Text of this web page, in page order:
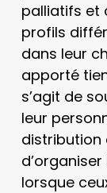
palliatifs et
profils
dans leur
apporté
s’agit de
leur
distribution
lorsque